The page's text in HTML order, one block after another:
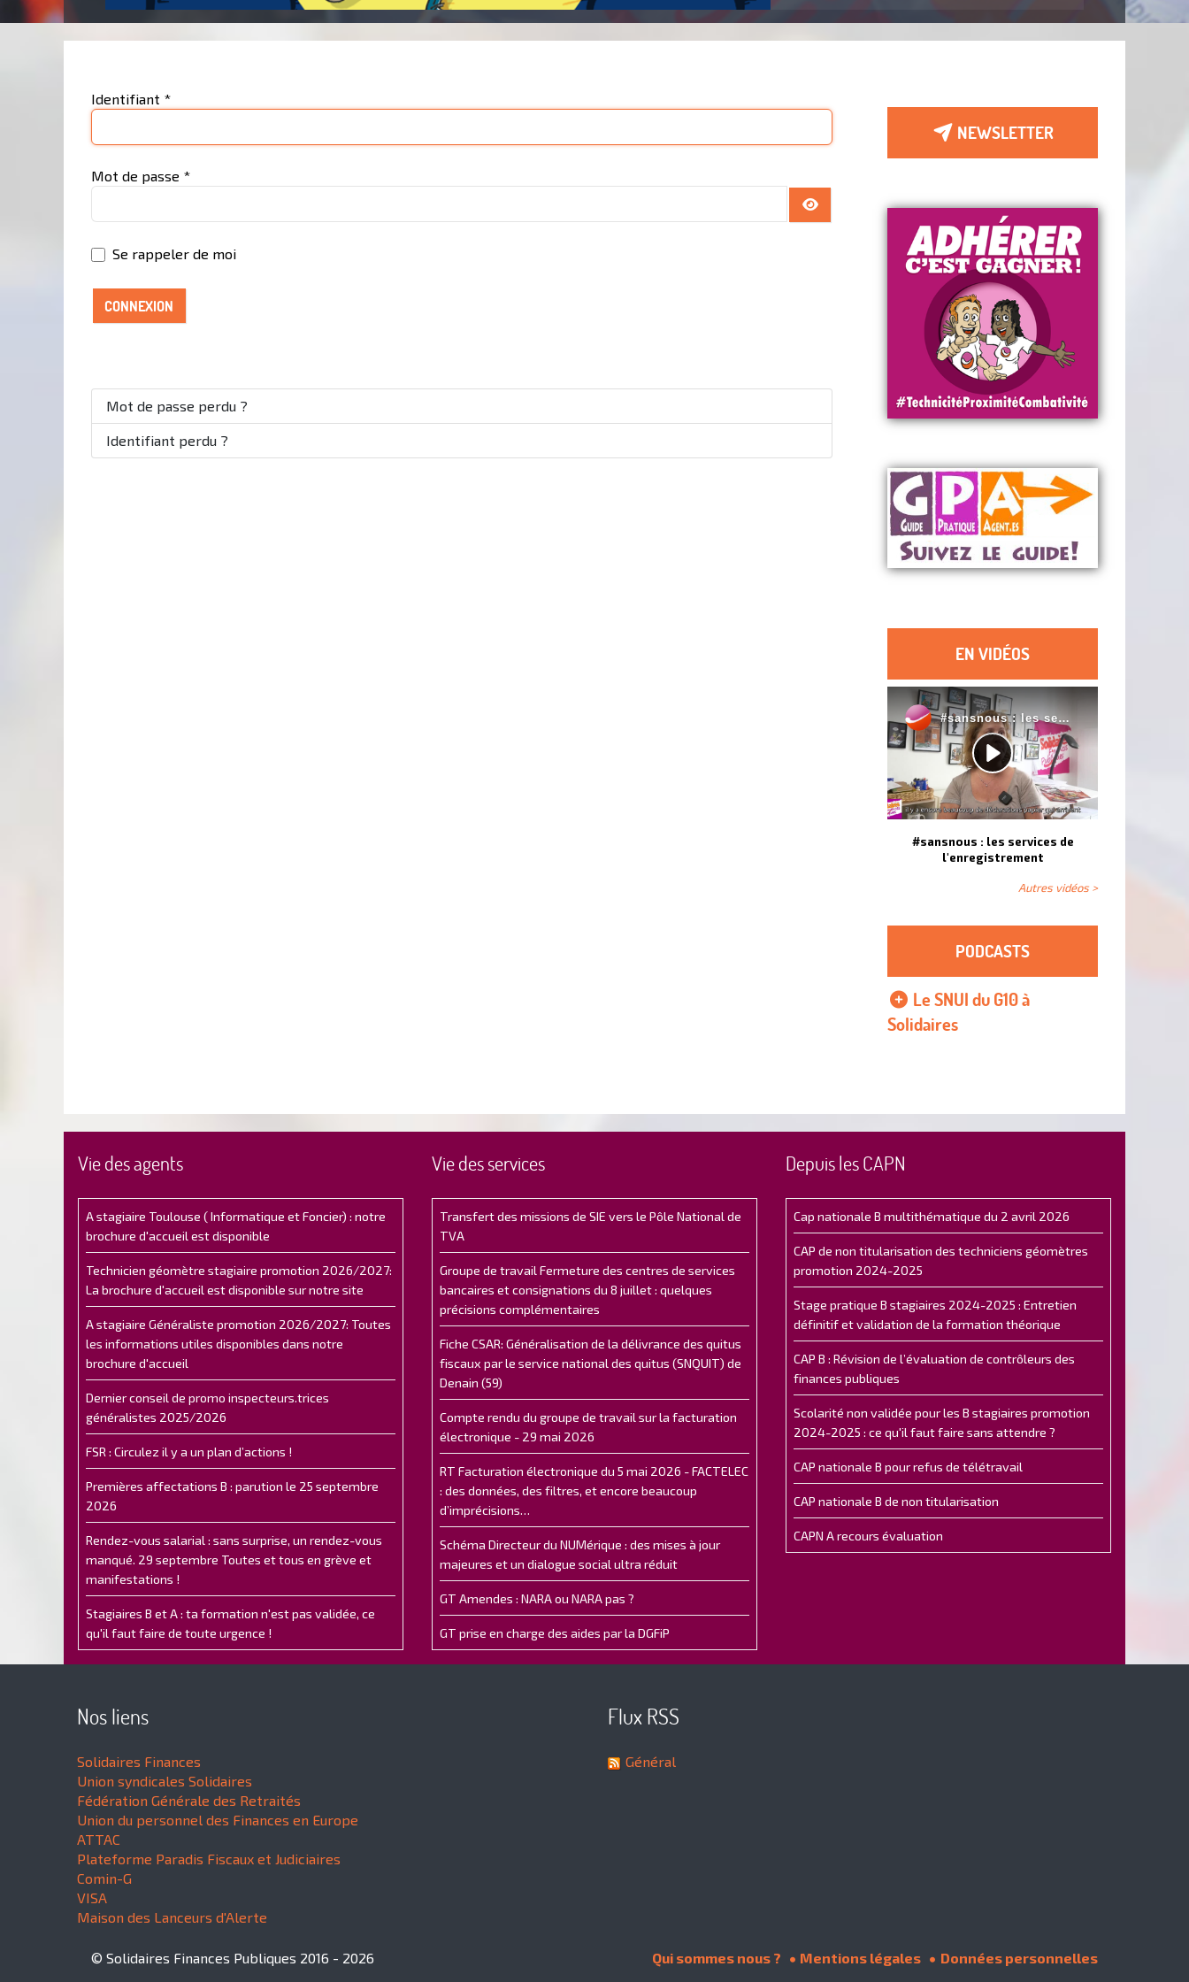
Identifiant *
Mot de passe *
AFFICHER LE MOT DE PASSE
Se rappeler de moi
CONNEXION
Mot de passe perdu ?
Identifiant perdu ?
NEWSLETTER
EN VIDÉOS
#sansnous : les services de
l'enregistrement
Autres vidéos >
PODCASTS
Le SNUI du G10 à
Solidaires
Vie des agents
A stagiaire Toulouse ( Informatique et Foncier) : notre
brochure d'accueil est disponible
Technicien géomètre stagiaire promotion 2026/2027:
La brochure d'accueil est disponible sur notre site
A stagiaire Généraliste promotion 2026/2027: Toutes
les informations utiles disponibles dans notre
brochure d'accueil
Dernier conseil de promo inspecteurs.trices
généralistes 2025/2026
FSR : Circulez il y a un plan d’actions !
Premières affectations B : parution le 25 septembre
2026
Rendez-vous salarial : sans surprise, un rendez-vous
manqué. 29 septembre Toutes et tous en grève et
manifestations !
Stagiaires B et A : ta formation n'est pas validée, ce
qu'il faut faire de toute urgence !
Vie des services
Transfert des missions de SIE vers le Pôle National de
TVA
Groupe de travail Fermeture des centres de services
bancaires et consignations du 8 juillet : quelques
précisions complémentaires
Fiche CSAR: Généralisation de la délivrance des quitus
fiscaux par le service national des quitus (SNQUIT) de
Denain (59)
Compte rendu du groupe de travail sur la facturation
électronique - 29 mai 2026
RT Facturation électronique du 5 mai 2026 - FACTELEC
: des données, des filtres, et encore beaucoup
d’imprécisions…
Schéma Directeur du NUMérique : des mises à jour
majeures et un dialogue social ultra réduit
GT Amendes : NARA ou NARA pas ?
GT prise en charge des aides par la DGFiP
Depuis les CAPN
Cap nationale B multithématique du 2 avril 2026
CAP de non titularisation des techniciens géomètres
promotion 2024-2025
Stage pratique B stagiaires 2024-2025 : Entretien
définitif et validation de la formation théorique
CAP B : Révision de l’évaluation de contrôleurs des
finances publiques
Scolarité non validée pour les B stagiaires promotion
2024-2025 : ce qu'il faut faire sans attendre ?
CAP nationale B pour refus de télétravail
CAP nationale B de non titularisation
CAPN A recours évaluation
Nos liens
Solidaires Finances
Union syndicales Solidaires
Fédération Générale des Retraités
Union du personnel des Finances en Europe
ATTAC
Plateforme Paradis Fiscaux et Judiciaires
Comin-G
VISA
Maison des Lanceurs d'Alerte
Flux RSS
Général
© Solidaires Finances Publiques 2016 - 2026 Qui sommes nous ? Mentions légales Données personnelles